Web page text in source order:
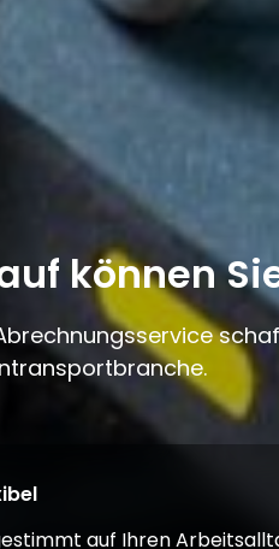
können
auf Ihren